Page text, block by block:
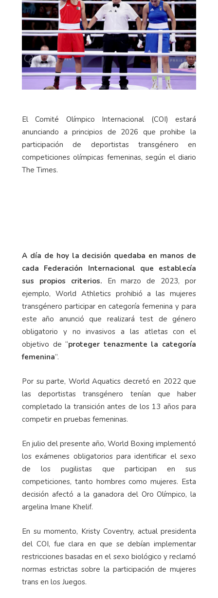
El Comité Olímpico Internacional (COI) estará
anunciando a principios de 2026 que prohibe la
participación de deportistas transgénero en
competiciones olímpicas femeninas, según el diario
The Times.
A día de hoy la decisión quedaba en manos de
cada Federación Internacional que establecía
sus propios criterios. En marzo de 2023, por
ejemplo, World Athletics prohibió a las mujeres
transgénero participar en categoría femenina y para
este año anunció que realizará test de género
obligatorio y no invasivos a las atletas con el
objetivo de “proteger tenazmente la categoría
femenina”.
Por su parte, World Aquatics decretó en 2022 que
las deportistas transgénero tenían que haber
completado la transición antes de los 13 años para
competir en pruebas femeninas.
En julio del presente año, World Boxing implementó
los exámenes obligatorios para identificar el sexo
de los pugilistas que participan en sus
competiciones, tanto hombres como mujeres. Esta
decisión afectó a la ganadora del Oro Olímpico, la
argelina Imane Khelif.
En su momento, Kristy Coventry, actual presidenta
del COI, fue clara en que se debían implementar
restricciones basadas en el sexo biológico y reclamó
normas estrictas sobre la participación de mujeres
trans en los Juegos.